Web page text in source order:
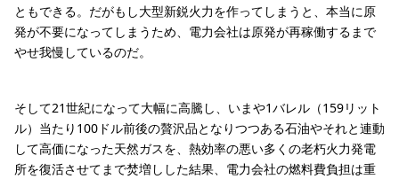
ともできる。だがもし大型新鋭火力を作ってしまうと、本当に原
発が不要になってしまうため、電力会社は原発が再稼働するまで
やせ我慢しているのだ。
そして21世紀になって大幅に高騰し、いまや1バレル（159リット
ル）当たり100ドル前後の贅沢品となりつつある石油やそれと連動
して高価になった天然ガスを、熱効率の悪い多くの老朽火力発電
所を復活させてまで焚増しした結果、電力会社の燃料費負担は重